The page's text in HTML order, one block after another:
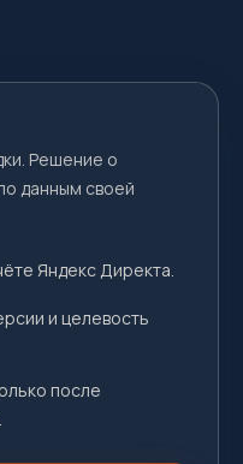
Решение о
данным своей
Яндекс Директа.
и целевость
после